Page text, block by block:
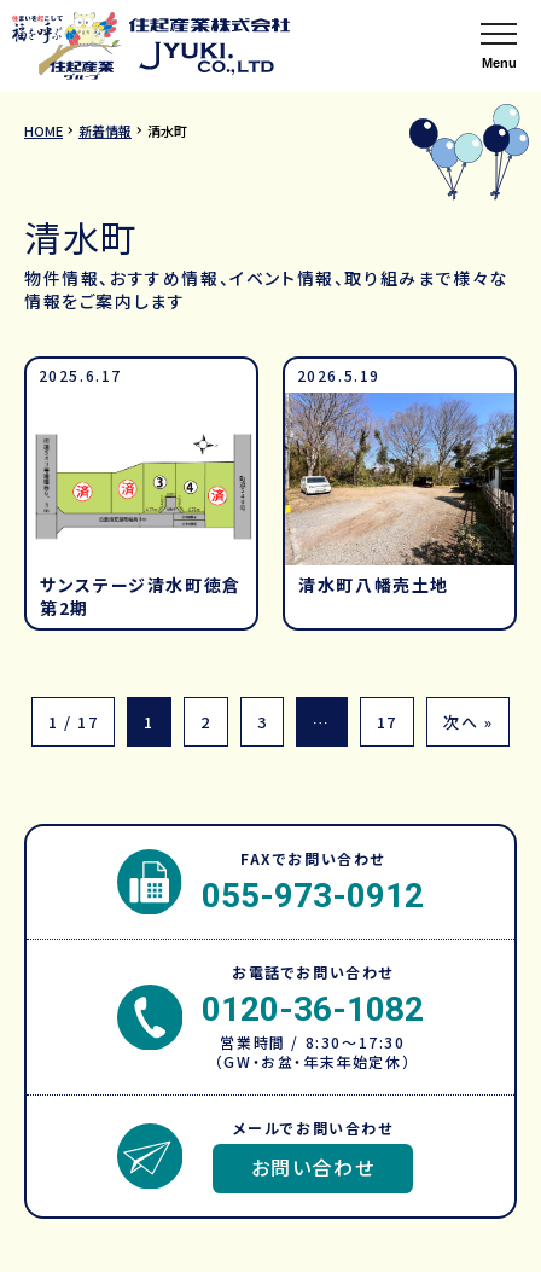
Menu
HOME 新着情報 清水町
清水町
物件情報、おすすめ情報、イベント情報、取り組みまで様々な
情報をご案内します
2025.6.17
サンステージ清水町徳倉
第2期
2026.5.19
清水町八幡売土地
1 / 17 1 2 3 … 17 次へ »
FAXでお問い合わせ
055-973-0912
お電話でお問い合わせ
0120-36-1082
営業時間 / 8:30～17:30
（GW・お盆・年末年始定休）
メールでお問い合わせ
お問い合わせ